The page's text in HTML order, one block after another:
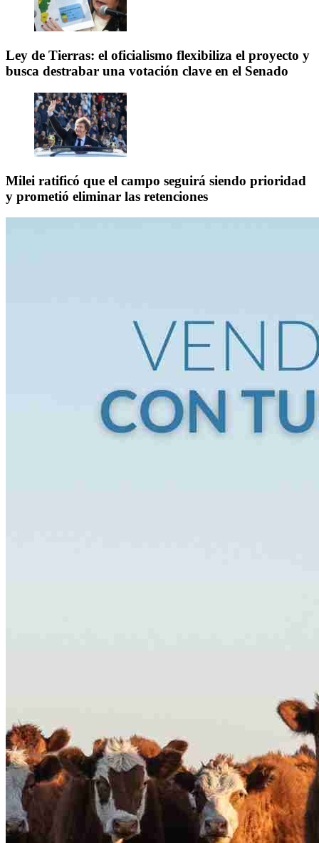
Ley de Tierras: el oficialismo flexibiliza el proyecto y
busca destrabar una votación clave en el Senado
Milei ratificó que el campo seguirá siendo prioridad
y prometió eliminar las retenciones